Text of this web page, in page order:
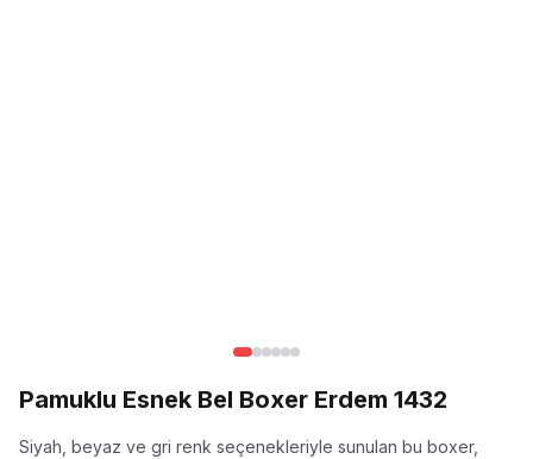
Pamuklu Esnek Bel Boxer Erdem 1432
Siyah, beyaz ve gri renk seçenekleriyle sunulan bu boxer,